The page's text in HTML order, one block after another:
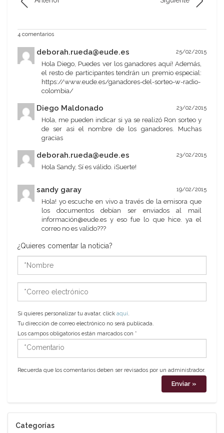
4 comentarios
deborah.rueda@eude.es 25/02/2015
Hola Diego, Puedes ver los ganadores aquí! Además,
el resto de participantes tendrán un premio especial:
https://www.eude.es/ganadores-del-sorteo-w-radio-
colombia/
Diego Maldonado 23/02/2015
Hola, me pueden indicar si ya se realizó Ron sorteo y
de ser asi el nombre de los ganadores. Muchas
gracias
deborah.rueda@eude.es 23/02/2015
Hola Sandy, Sí es válido. ¡Suerte!
sandy garay 19/02/2015
Hola! yo escuche en vivo a través de la emisora que
los documentos debían ser enviados al mail
información@eude.es y eso fue lo que hice. ya el
correo no es valido???
¿Quieres comentar la noticia?
*Nombre
*Correo
electrónico
Si quieres personalizar tu avatar, click aquí.
Tu dirección de correo electrónico no será publicada.
Los campos obligatorios están marcados con *
*Comentario
Recuerda que los comentarios deben ser revisados por un administrador.
Categorías